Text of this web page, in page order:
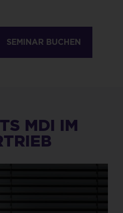
SEMINAR BUCHEN
MDI IM